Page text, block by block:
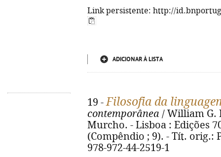
Link persistente: http://
ADICIONAR À LISTA
19 -Filosofia da
contemporânea / William G.
Murcho. - Lisboa : Edições
(Compêndio ; 9). - Tít. orig.:
978-972-44-2519-1